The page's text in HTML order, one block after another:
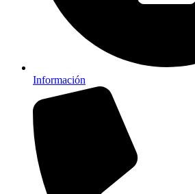
Información